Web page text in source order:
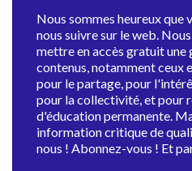
Nous sommes heureux que
nous suivre sur le web.
mettre en accès gratuit une
contenus, notamment ceux
pour le partage, pour
pour la collectivité, et pour
d'éducation permanente.
information critique de
nous ! Abonnez-vous ! Et